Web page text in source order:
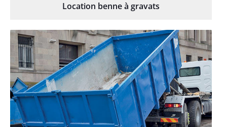
Location benne à gravats